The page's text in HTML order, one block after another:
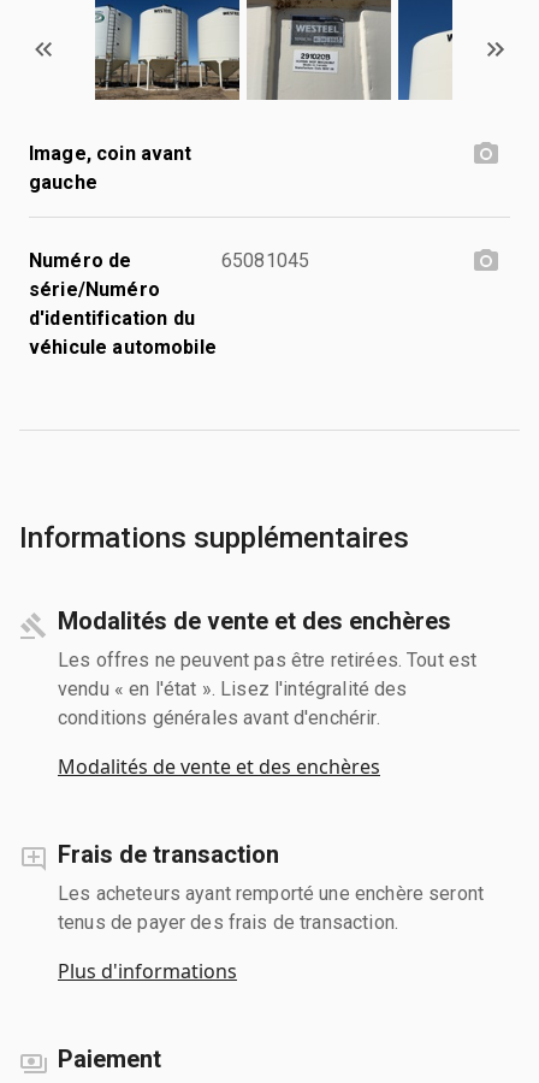
Image, coin avant
gauche
Numéro de
série/Numéro
d'identification du
véhicule automobile
65081045
Informations supplémentaires
Modalités de vente et des enchères
Les offres ne peuvent pas être retirées. Tout est
vendu « en l'état ». Lisez l'intégralité des
conditions générales avant d'enchérir.
Modalités de vente et des enchères
Frais de transaction
Les acheteurs ayant remporté une enchère seront
tenus de payer des frais de transaction.
Plus d'informations
Paiement